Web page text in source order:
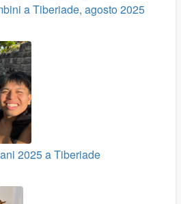
a Tiberiade, agosto 2025
2025 a Tiberiade